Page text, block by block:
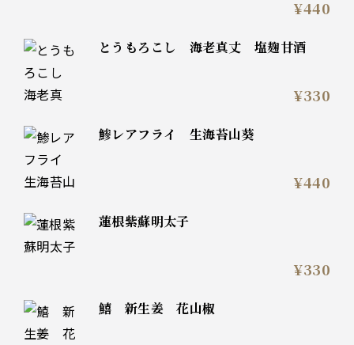
¥440
とうもろこし 海老真丈 塩麹甘酒
¥330
鯵レアフライ 生海苔山葵
¥440
蓮根紫蘇明太子
¥330
鱚 新生姜 花山椒